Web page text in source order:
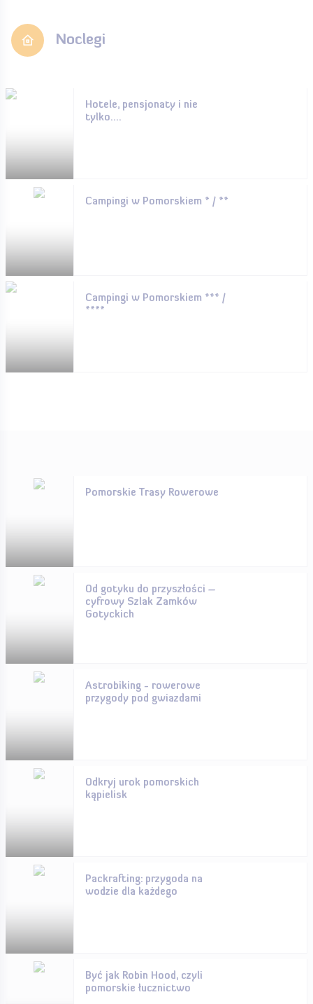
Noclegi
Hotele, pensjonaty i nie
tylko....
Campingi w Pomorskiem * / **
Campingi w Pomorskiem *** /
****
Pomorskie Trasy Rowerowe
Od gotyku do przyszłości –
cyfrowy Szlak Zamków
Gotyckich
Astrobiking - rowerowe
przygody pod gwiazdami
Odkryj urok pomorskich
kąpielisk
Packrafting: przygoda na
wodzie dla każdego
Być jak Robin Hood, czyli
pomorskie łucznictwo